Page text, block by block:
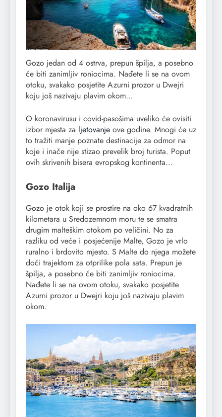
Gozo jedan od 4 ostrva, prepun špilja, a posebno
će biti zanimljiv roniocima. Nađete li se na ovom
otoku, svakako posjetite Azurni prozor u Dwejri
koju još nazivaju plavim okom…
O koronavirusu i covid-pasošima uveliko će ovisiti
izbor mjesta za ljetovanje ove godine. Mnogi će uz
to tražiti manje poznate destinacije za odmor na
koje i inače nije stizao prevelik broj turista. Poput
ovih skrivenih bisera evropskog kontinenta…
Gozo Italija
Gozo je otok koji se prostire na oko 67 kvadratnih
kilometara u Sredozemnom moru te se smatra
drugim malteškim otokom po veličini. No za
razliku od veće i posjećenije Malte, Gozo je vrlo
ruralno i brdovito mjesto. S Malte do njega možete
doći trajektom za otprilike pola sata. Prepun je
špilja, a posebno će biti zanimljiv roniocima.
Nađete li se na ovom otoku, svakako posjetite
Azurni prozor u Dwejri koju još nazivaju plavim
okom.